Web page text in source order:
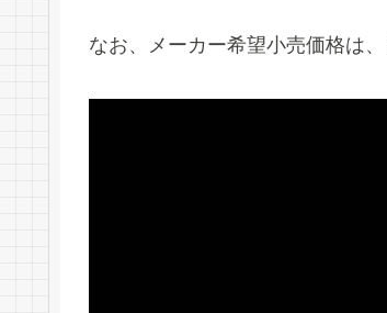
なお、メーカー希望小売価格は